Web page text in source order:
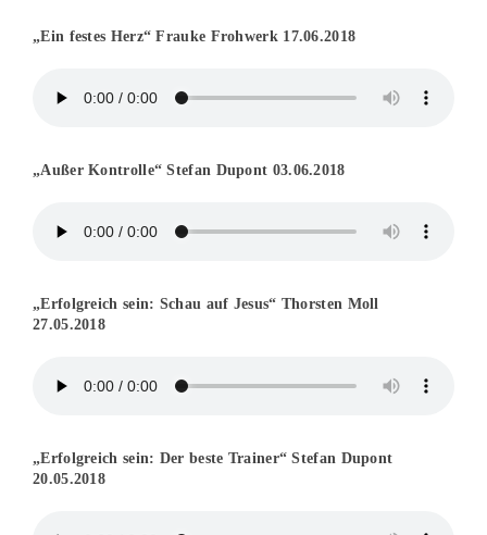
„Ein festes Herz“ Frauke Frohwerk 17.06.2018
„Außer Kontrolle“ Stefan Dupont 03.06.2018
„Erfolgreich sein: Schau auf Jesus“ Thorsten Moll
27.05.2018
„Erfolgreich sein: Der beste Trainer“ Stefan Dupont
20.05.2018